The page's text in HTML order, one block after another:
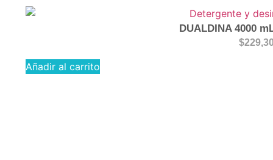
DUALDINA 4000
$
Añadir al carrito